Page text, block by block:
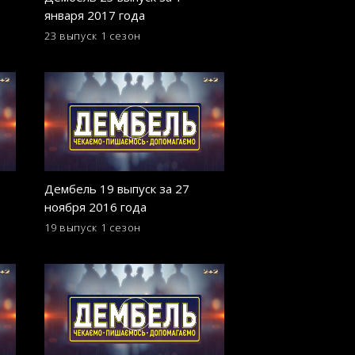
января 2017 года
23 выпуск 1 сезон
Дембель 19 выпуск за 27
ноября 2016 года
19 выпуск 1 сезон